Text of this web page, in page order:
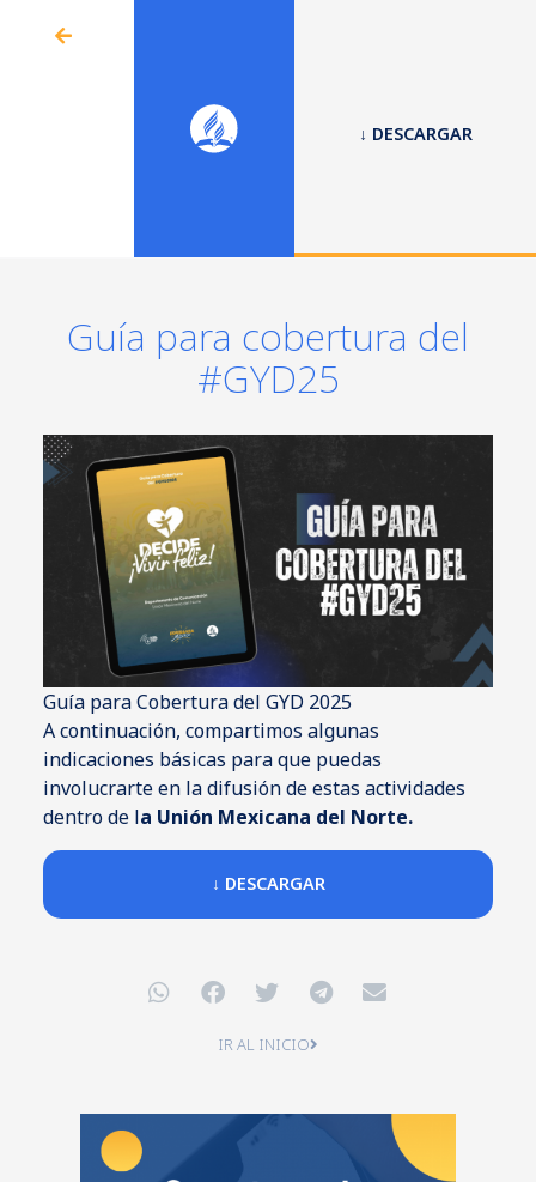
↓ DESCARGAR
Guía para cobertura del
#GYD25
Guía para Cobertura del GYD 2025
A continuación, compartimos algunas
indicaciones básicas para que puedas
involucrarte en la difusión de estas actividades
dentro de la Unión Mexicana del Norte.
↓ DESCARGAR
IR AL INICIO